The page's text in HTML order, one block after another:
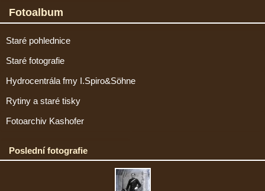
Fotoalbum
Staré pohlednice
Staré fotografie
Hydrocentrála fmy I.Spiro&Söhne
Rytiny a staré tisky
Fotoarchiv Kashofer
Poslední fotografie